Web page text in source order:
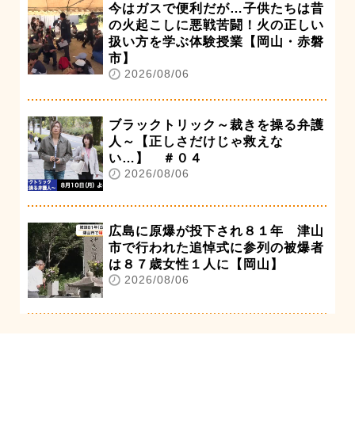
今はガスで便利だが…子供たちは昔
の火起こしに悪戦苦闘！火の正しい
扱い方を学ぶ体験授業【岡山・赤磐
市】
2026/08/06
ブラックトリック～裁きを操る弁護
人～【正しさだけじゃ救えな
い…】 ＃０４
2026/08/06
広島に原爆が投下され８１年 津山
市で行われた追悼式に参列の被爆者
は８７歳女性１人に【岡山】
2026/08/06